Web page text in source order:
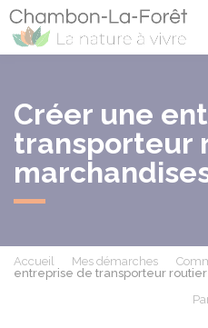
Créer une
transporteur
Accueil Mes démarches
entreprise de transporteur